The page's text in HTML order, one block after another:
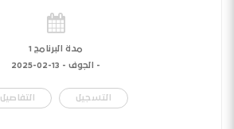
مدة البرنامج 1
- الجوف - 13-02-2025
التسجيل التفاصيل